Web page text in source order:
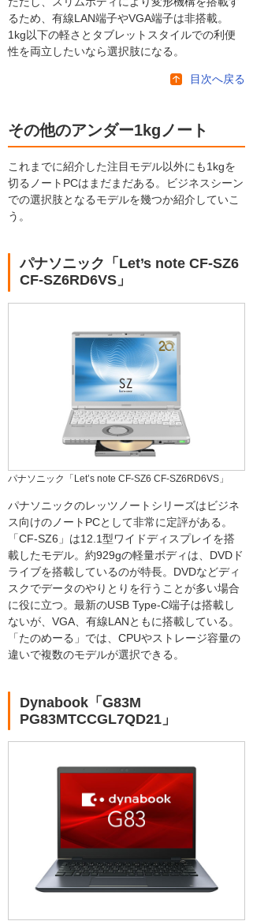
るため、有線LAN端子やVGA端子は非搭載。
1kg以下の軽さとタブレットスタイルでの利便
性を両立したいなら選択肢になる。
目次へ戻る
その他のアンダー1kgノート
これまでに紹介した注目モデル以外にも1kgを
切るノートPCはまだまだある。ビジネスシーン
での選択肢となるモデルを幾つか紹介していこ
う。
パナソニック「Let’s note CF-SZ6
CF-SZ6RD6VS」
パナソニック「Let’s note CF-SZ6 CF-SZ6RD6VS」
パナソニックのレッツノートシリーズはビジネ
ス向けのノートPCとして非常に定評がある。
「CF-SZ6」は12.1型ワイドディスプレイを搭
載したモデル。約929gの軽量ボディは、DVDド
ライブを搭載しているのが特長。DVDなどディ
スクでデータのやりとりを行うことが多い場合
に役に立つ。最新のUSB Type-C端子は搭載し
ないが、VGA、有線LANともに搭載している。
「たのめーる」では、CPUやストレージ容量の
違いで複数のモデルが選択できる。
Dynabook「G83M
PG83MTCCGL7QD21」